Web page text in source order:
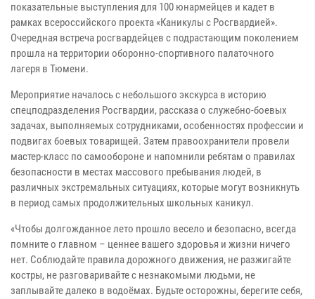
показательные выступления для 100 юнармейцев и кадет в
рамках всероссийского проекта «Каникулы с Росгвардией».
Очередная встреча росгвардейцев с подрастающим поколением
прошла на территории оборонно-спортивного палаточного
лагеря в Тюмени.
Мероприятие началось с небольшого экскурса в историю
спецподразделения Росгвардии, рассказа о служебно-боевых
задачах, выполняемых сотрудниками, особенностях профессии и
подвигах боевых товарищей. Затем правоохранители провели
мастер-класс по самообороне и напомнили ребятам о правилах
безопасности в местах массового пребывания людей, в
различных экстремальных ситуациях, которые могут возникнуть
в период самых продолжительных школьных каникул.
«Чтобы долгожданное лето прошло весело и безопасно, всегда
помните о главном – ценнее вашего здоровья и жизни ничего
нет. Соблюдайте правила дорожного движения, не разжигайте
костры, не разговаривайте с незнакомыми людьми, не
заплывайте далеко в водоёмах. Будьте осторожны, берегите себя,